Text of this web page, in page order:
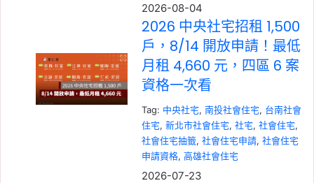
2026-08-04
2026 中央社宅招租 1,500
戶，8/14 開放申請！最低
月租 4,660 元，四區 6 案
資格一次看
Tag: 中央社宅, 南投社會住宅, 台南社會
住宅, 新北市社會住宅, 社宅, 社會住宅
社會住宅抽籤, 社會住宅申請, 社會住宅
申請資格, 高雄社會住宅
2026-07-23